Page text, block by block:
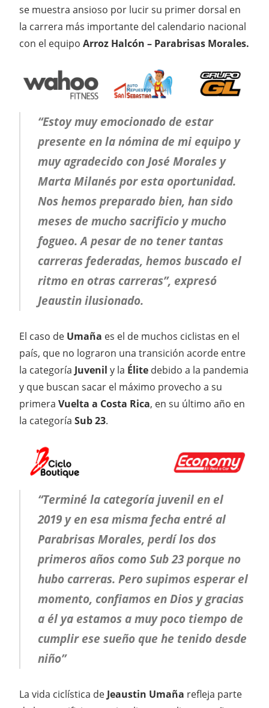
se muestra ansioso por lucir su primer dorsal en
la carrera más importante del calendario nacional
con el equipo Arroz Halcón – Parabrisas Morales.
“Estoy muy emocionado de estar
presente en la nómina de mi equipo y
muy agradecido con José Morales y
Marta Milanés por esta oportunidad.
Nos hemos preparado bien, han sido
meses de mucho sacrificio y mucho
fogueo. A pesar de no tener tantas
carreras federadas, hemos buscado el
ritmo en otras carreras”, expresó
Jeaustin ilusionado.
El caso de Umaña es el de muchos ciclistas en el
país, que no lograron una transición acorde entre
la categoría Juvenil y la Élite debido a la pandemia
y que buscan sacar el máximo provecho a su
primera Vuelta a Costa Rica, en su último año en
la categoría Sub 23.
“Terminé la categoría juvenil en el
2019 y en esa misma fecha entré al
Parabrisas Morales, perdí los dos
primeros años como Sub 23 porque no
hubo carreras. Pero supimos esperar el
momento, confiamos en Dios y gracias
a él ya estamos a muy poco tiempo de
cumplir ese sueño que he tenido desde
niño”
La vida ciclística de Jeaustin Umaña refleja parte